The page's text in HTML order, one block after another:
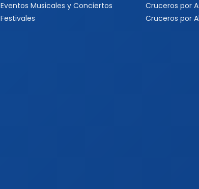
Eventos Musicales y Conciertos
Festivales
Cruceros por
Cruceros por